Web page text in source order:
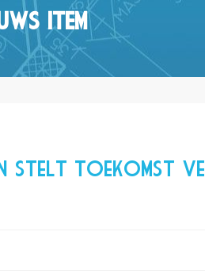
ITEM
stelt toekomst